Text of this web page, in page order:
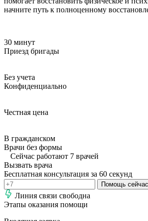
начните путь к полноценному
30 минут
Приезд бригады
Без учета
Конфиденциально
Честная цена
В гражданском
Врачи без формы
Сейчас работают 7 врачей
Вызвать врача
Бесплатная консультация за 60 секунд
Помощь сейчас
Линия связи свободна
Этапы оказания помощи